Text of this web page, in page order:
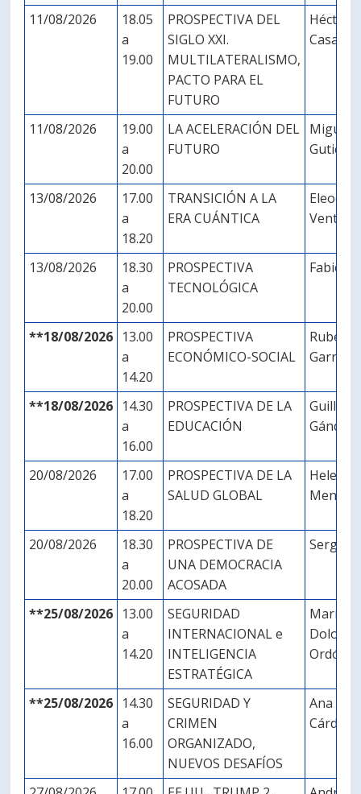
11/08/2026
18.05
a
19.00
PROSPECTIVA DEL
SIGLO XXI.
MULTILATERALISMO,
PACTO PARA EL
FUTURO
Héctor
11/08/2026
19.00
a
20.00
LA ACELERACIÓN DEL
FUTURO
Miguel
13/08/2026
17.00
a
18.20
TRANSICIÓN A LA
ERA CUÁNTICA
13/08/2026
18.30
a
20.00
PROSPECTIVA
TECNOLÓGICA
Fabiola
**18/08/2026 13.00
a
14.20
PROSPECTIVA
ECONÓMICO-SOCIAL
Rubén
Garrido
**18/08/2026 14.30
a
16.00
PROSPECTIVA DE LA
EDUCACIÓN
Gándara
20/08/2026
17.00
a
18.20
PROSPECTIVA DE LA
SALUD GLOBAL
Helen
20/08/2026
18.30
a
20.00
PROSPECTIVA DE
UNA DEMOCRACIA
ACOSADA
Sergio
**25/08/2026 13.00
a
14.20
SEGURIDAD
INTERNACIONAL e
INTELIGENCIA
ESTRATÉGICA
María
Dolores
**25/08/2026 14.30
a
16.00
SEGURIDAD Y
CRIMEN
ORGANIZADO,
NUEVOS DESAFÍOS
Ana